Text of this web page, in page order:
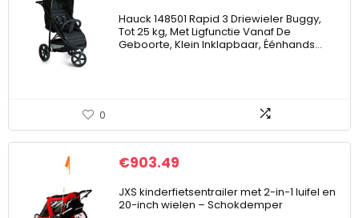
Hauck 148501 Rapid 3 Driewieler Buggy,
Tot 25 kg, Met Ligfunctie Vanaf De
Geboorte, Klein Inklapbaar, Éénhands…
0
€903.49
JXS kinderfietsentrailer met 2-in-1 luifel en
20-inch wielen – Schokdemper